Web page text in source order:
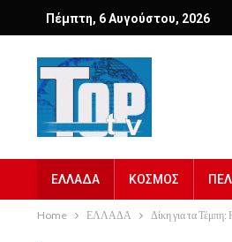
Πέμπτη, 6 Αυγούστου, 2026
ΕΛΛΑΔΑ ΚΟΣΜΟΣ
Home ΕΛΛΑΔΑ Δίκη για τα